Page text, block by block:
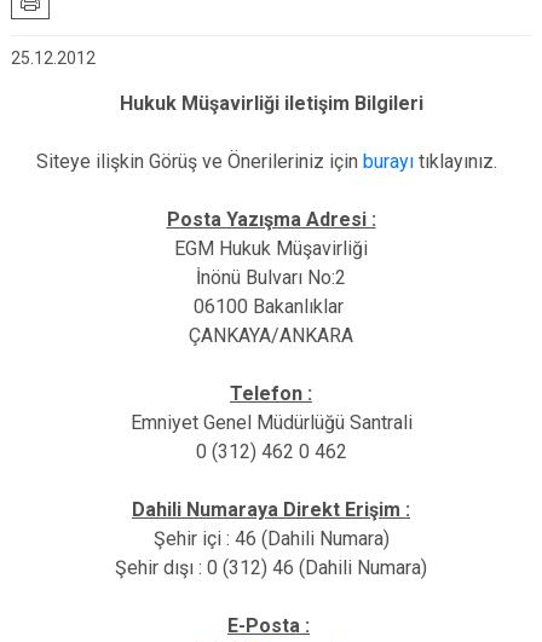
25.12.2012
Hukuk Müşavirliği iletişim Bilgileri
Siteye ilişkin Görüş ve Önerileriniz için burayıtıklayınız.
Posta Yazışma Adresi :
EGM Hukuk Müşavirliği
İnönü Bulvarı No:2
06100 Bakanlıklar
ÇANKAYA/ANKARA
Telefon :
Emniyet Genel Müdürlüğü Santrali
0 (312) 462 0 462
Dahili Numaraya Direkt Erişim :
Şehir içi : 46 (Dahili Numara)
Şehir dışı : 0 (312) 46 (Dahili Numara)
E-Posta :